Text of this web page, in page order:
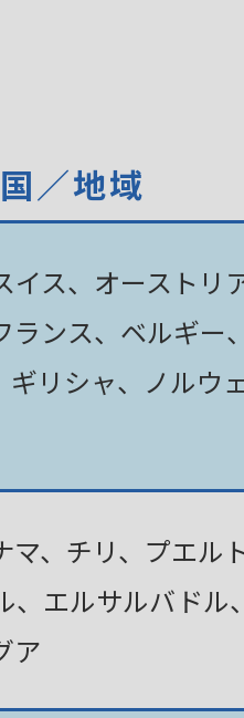
／地域
イス、オーストリ
ランス、ベルギー
ギリシャ、ノルウ
マ、チリ、プエル
、エルサルバドル
ア